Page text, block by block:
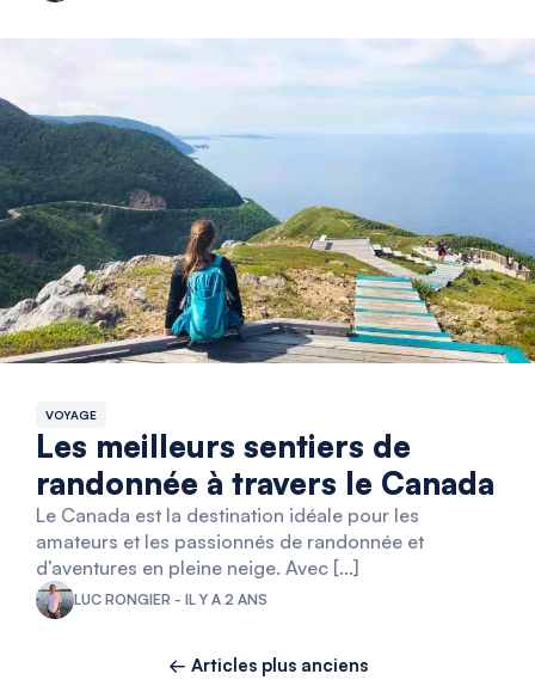
VOYAGE
Les meilleurs sentiers de
randonnée à travers le Canada
Le Canada est la destination idéale pour les
amateurs et les passionnés de randonnée et
d’aventures en pleine neige. Avec […]
LUC RONGIER - IL Y A 2 ANS
← Articles plus anciens